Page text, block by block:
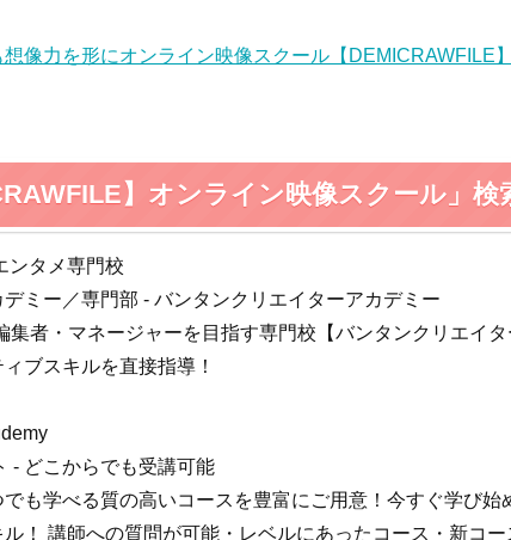
像力を形にオンライン映像スクール【DEMICRAWFILE】
】オンライン映像スクール」検
ンタメ専門校
ミー／専門部 - バンタンクリエイターアカデミー
集者・マネージャーを目指す専門校【バンタンクリエイ
ブスキルを直接指導！
- どこからでも受講可能
も学べる質の高いコースを豊富にご用意！今すぐ学び
！ 講師への質問が可能・レベルにあったコース・新コ